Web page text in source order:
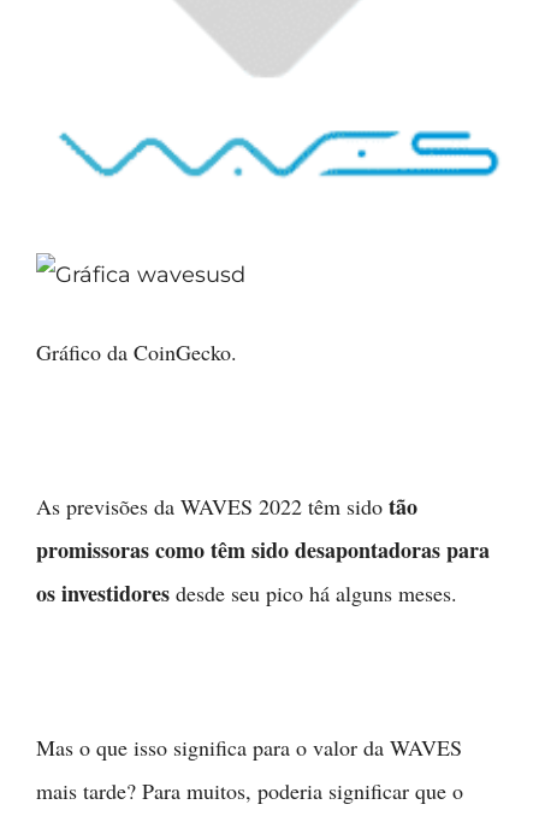
Gráfico da CoinGecko.
As previsões da WAVES 2022 têm sido tão
promissoras como têm sido desapontadoras para
os investidores desde seu pico há alguns meses.
Mas o que isso significa para o valor da WAVES
mais tarde? Para muitos, poderia significar que o